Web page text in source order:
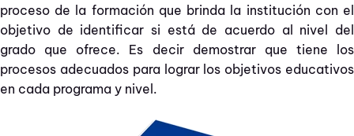
proceso de la formación que brinda la institución con el
objetivo de identificar si está de acuerdo al nivel del
grado que ofrece. Es decir demostrar que tiene los
procesos adecuados para lograr los objetivos educativos
en cada programa y nivel.